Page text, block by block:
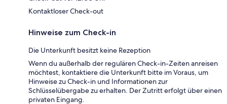
Kontaktloser Check-out
Hinweise zum Check-in
Die Unterkunft besitzt keine Rezeption
Wenn du außerhalb der regulären Check-in-Zeiten anreisen
möchtest, kontaktiere die Unterkunft bitte im Voraus, um
Hinweise zu Check-in und Informationen zur
Schlüsselübergabe zu erhalten. Der Zutritt erfolgt über einen
privaten Eingang.